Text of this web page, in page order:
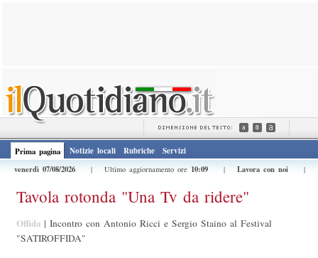
Prima pagina Notizie locali Rubriche
Servizi
venerdì 07/08/2026
| Ultimo aggiornamento ore 10:09 | Lavora con noi |
Tavola rotonda "Una Tv da ridere"
Offida | Incontro con Antonio Ricci e Sergio Staino al Festival
"SATIROFFIDA"